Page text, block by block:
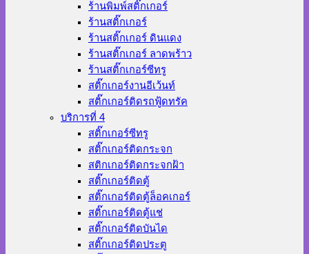
ร้านพิมพ์สติ๊กเกอร์
ร้านสติ๊กเกอร์
ร้านสติ๊กเกอร์ ดินแดง
ร้านสติ๊กเกอร์ ลาดพร้าว
ร้านสติ๊กเกอร์ซีทรู
สติ๊กเกอร์งานอีเว้นท์
สติ๊กเกอร์ติดรถฟู้ดทรัค
บริการที่ 4
สติ๊กเกอร์ซีทรู
สติ๊กเกอร์ติดกระจก
สติกเกอร์ติดกระจกฝ้า
สติ๊กเกอร์ติดตู้
สติ๊กเกอร์ติดตู้ล็อคเกอร์
สติ๊กเกอร์ติดตู้แช่
สติ๊กเกอร์ติดบันได
สติ๊กเกอร์ติดประตู